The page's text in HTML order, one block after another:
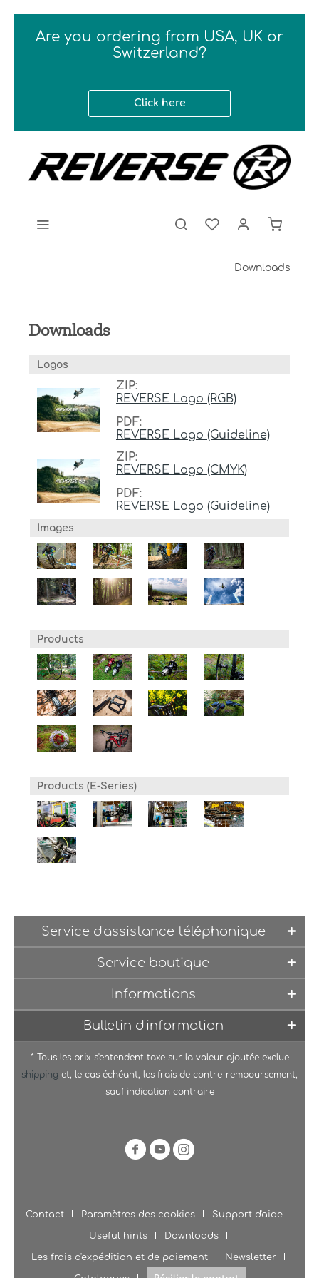
Are you ordering from USA, UK or
Switzerland?
Click here
Downloads
Downloads
Logos
ZIP:
REVERSE Logo (RGB)
PDF:
REVERSE Logo (Guideline)
ZIP:
REVERSE Logo (CMYK)
PDF:
REVERSE Logo (Guideline)
Images
Products
Products (E-Series)
Service d'assistance téléphonique
Service boutique
Informations
Bulletin d'information
* Tous les prix s'entendent taxe sur la valeur ajoutée exclue
shipping et, le cas échéant, les frais de contre-remboursement,
sauf indication contraire
Contact Paramètres des cookies Support d'aide
Useful hints Downloads
Les frais d'expédition et de paiement Newsletter